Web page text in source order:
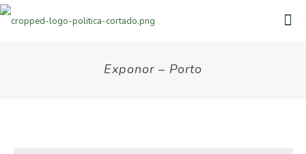
Observação:
este
Exponor – Porto